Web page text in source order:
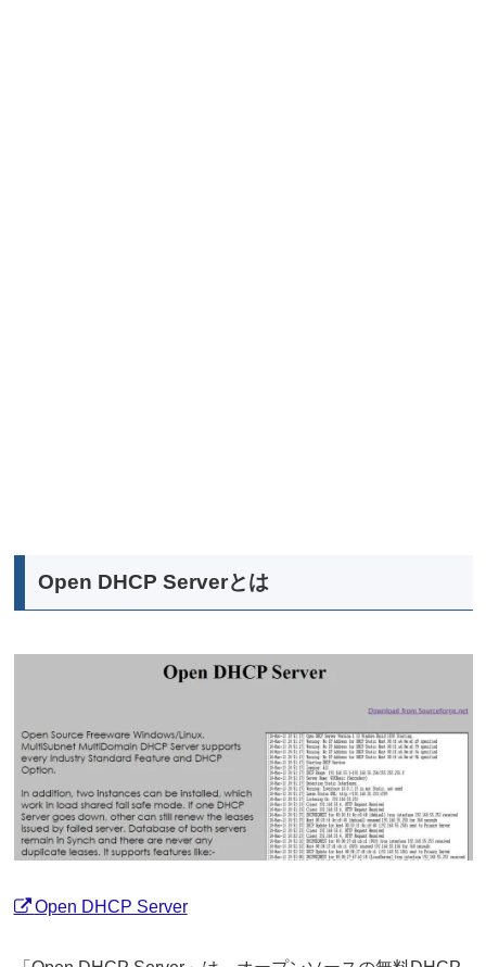
Open DHCP Serverとは
Open DHCP Server